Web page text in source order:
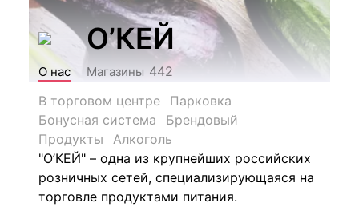
О’КЕЙ
О нас Магазины 442
В торговом центре
Парковка
Бонусная система
Брендовый
Продукты
Алкоголь
"О’КЕЙ" – одна из крупнейших российских
розничных сетей, специализирующаяся на
торговле продуктами питания.